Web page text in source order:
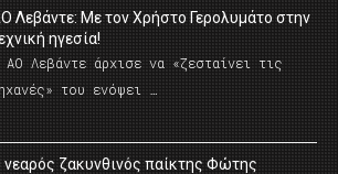
Λεβάντε: Με τον Χρήστο Γερολυμάτο στην
ηγεσία!
ΑΟ Λεβάντε άρχισε να «ζεσταίνει τις
του ενόψει …
νεαρός ζακυνθινός παίκτης Φώτης